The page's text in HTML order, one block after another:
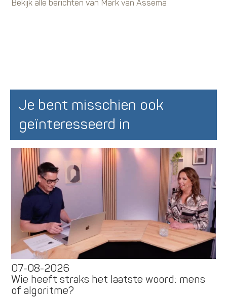
Bekijk alle berichten van Mark van Assema
Je bent misschien ook
geïnteresseerd in
07-08-2026
Wie heeft straks het laatste woord: mens
of algoritme?